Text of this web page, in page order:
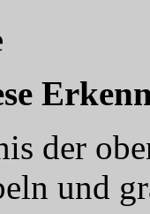
der
und